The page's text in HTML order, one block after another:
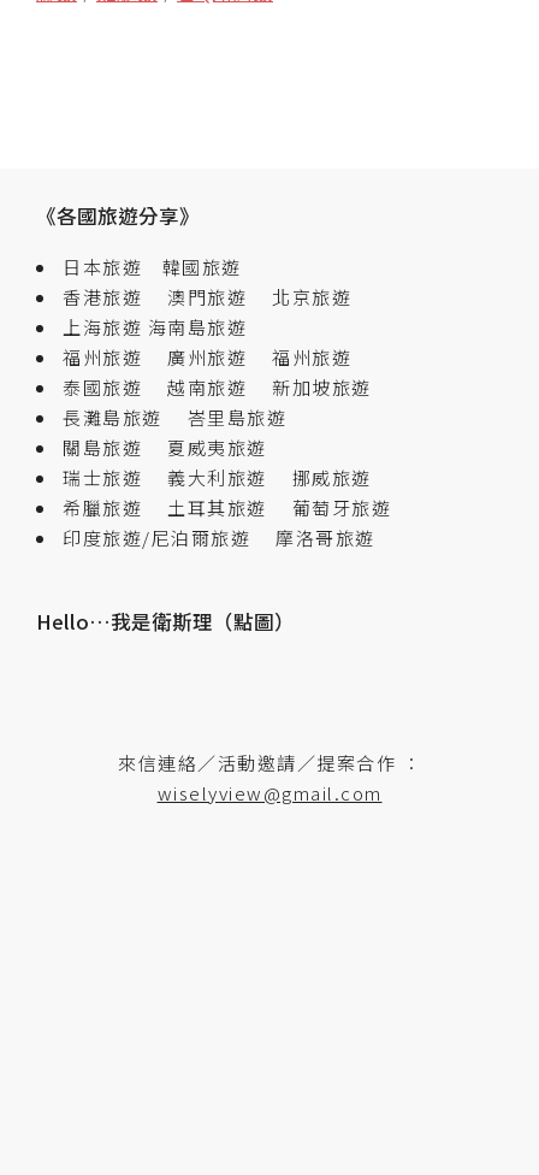
《各國旅遊分享》
日本旅遊
韓國旅遊
香港旅遊
澳門旅遊
北京旅遊
上海旅遊 海南島旅遊
福州旅遊
廣州旅遊
福州旅遊
泰國旅遊
越南旅遊
新加坡旅遊
長灘島旅遊
峇里島旅遊
關島旅遊
夏威夷旅遊
瑞士旅遊
義大利旅遊
挪威旅遊
希臘旅遊
土耳其旅遊
葡萄牙旅遊
印度旅遊/尼泊爾旅遊
摩洛哥旅遊
Hello…我是衛斯理（點圖）
來信連絡／活動邀請／提案合作 ：
wiselyview@gmail.com